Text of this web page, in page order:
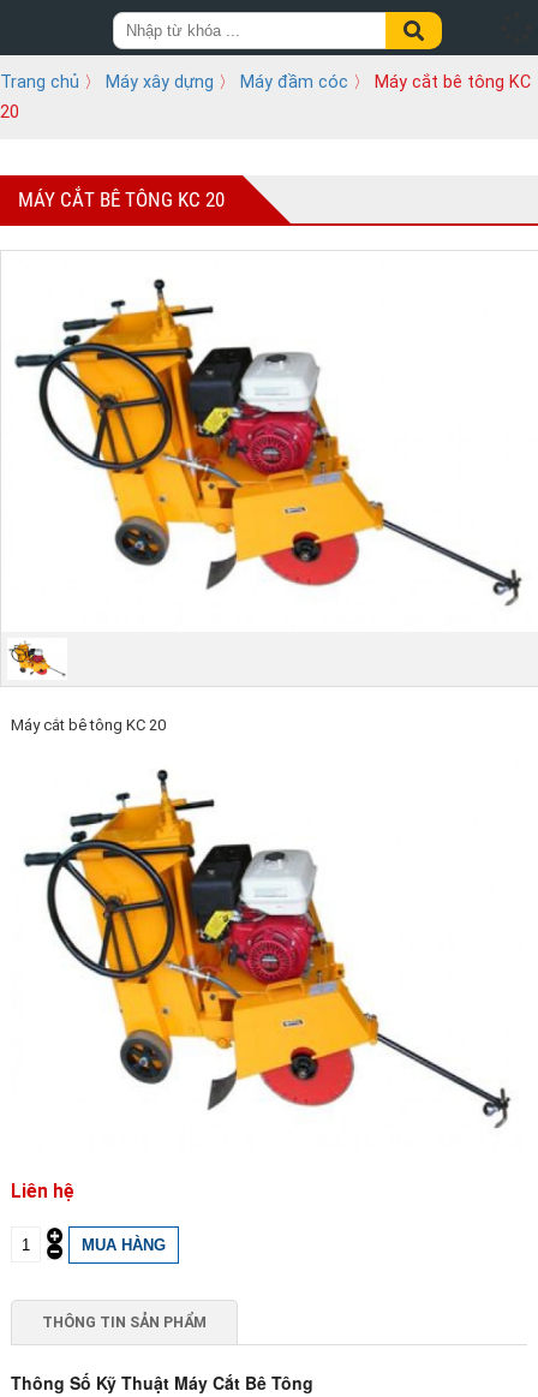
Trang chủ 〉 Máy xây dựng 〉 Máy đầm cóc 〉 Máy cắt bê tông KC
20
MÁY CẮT BÊ TÔNG KC 20
Máy cắt bê tông KC 20
Liên hệ
THÔNG TIN SẢN PHẨM
Thông Số Kỹ Thuật Máy Cắt Bê Tông